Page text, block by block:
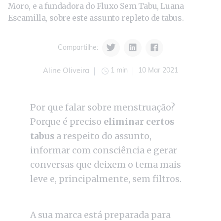
Moro, e a fundadora do Fluxo Sem Tabu, Luana
Escamilla, sobre este assunto repleto de tabus.
Compartilhe:
Aline Oliveira 1 min 10 Mar 2021
Por que falar sobre menstruação?
Porque é preciso eliminar certos
tabus a respeito do assunto,
informar com consciência e gerar
conversas que deixem o tema mais
leve e, principalmente, sem filtros.
A sua marca está preparada para